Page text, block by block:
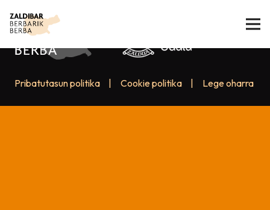
Pribatutasun politika Cookie politika Lege oharra